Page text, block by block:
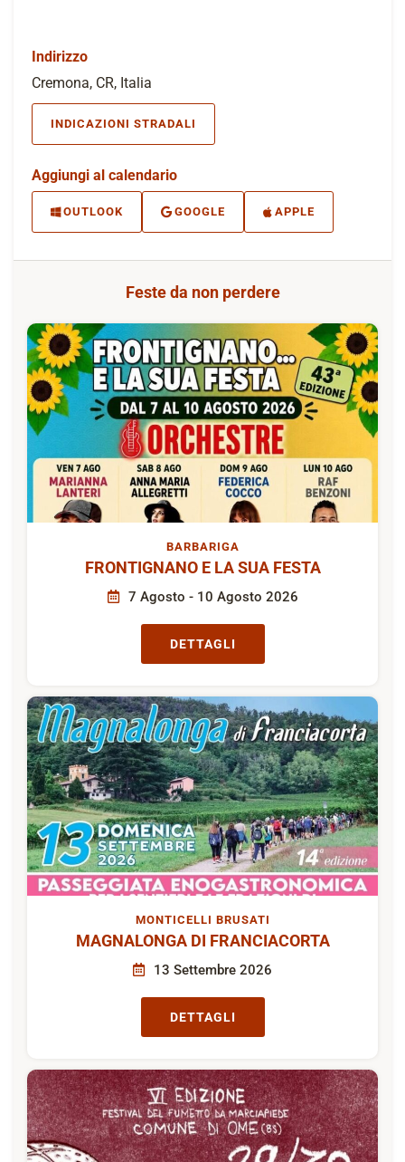
Indirizzo
Cremona, CR, Italia
INDICAZIONI STRADALI
Aggiungi al calendario
OUTLOOK GOOGLE APPLE
Feste da non perdere
BARBARIGA
FRONTIGNANO E LA SUA FESTA
7 Agosto - 10 Agosto 2026
DETTAGLI
MONTICELLI BRUSATI
MAGNALONGA DI FRANCIACORTA
13 Settembre 2026
DETTAGLI